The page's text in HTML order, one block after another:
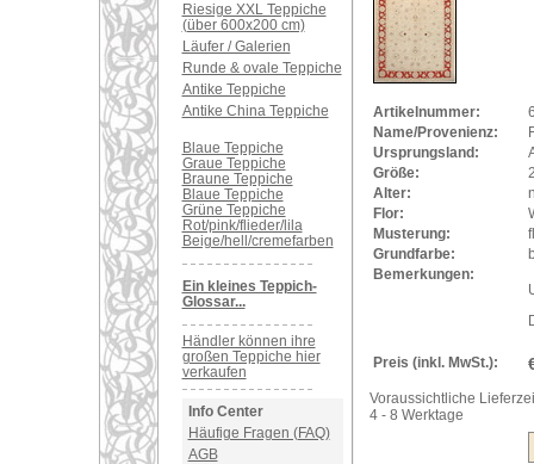
Riesige XXL Teppiche
(über 600x200 cm)
Läufer / Galerien
Runde & ovale Teppiche
Antike Teppiche
Antike China Teppiche
Blaue Teppiche
Graue Teppiche
Braune Teppiche
Blaue Teppiche
Grüne Teppiche
Rot/pink/flieder/lila
Beige/hell/cremefarben
Ein kleines Teppich-
Glossar...
Händler können ihre
großen Teppiche hier
verkaufen
Info Center
Häufige Fragen (FAQ)
AGB
Artikelnummer:
Name/Provenienz:
Ursprungsland:
Größe:
Alter:
Flor:
Musterung:
Grundfarbe:
Bemerkungen:
Preis (inkl. MwSt.):
Voraussichtliche
4 - 8 Werktage